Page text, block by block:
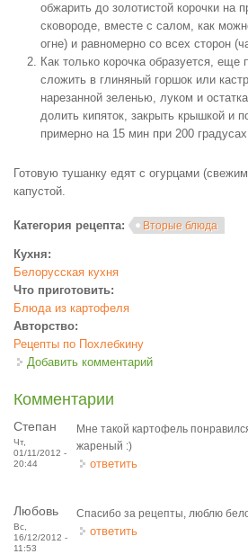
обжарить до золотистой корочки на
сковороде, вместе с салом, как
огне) и равномерно со всех сторон
Как только корочка образуется,
сложить в глиняный горшок или
нарезанной зеленью, луком и
долить кипяток, закрыть крышкой и
примерно на 15 мин при 200
Готовую тушанку едят с огурцами
капустой.
Категория рецепта: Вторые блюда
Кухня:
Белорусская кухня
Что приготовить:
Блюда из картофеля
Авторство:
Рецепты по Похлебкину
Добавить комментарий
Комментарии
Степан
Чт,
01/11/2012 -
20:44
Мне такой картофель
жареный :)
ответить
Любовь
Вс,
16/12/2012 -
11:53
Спасибо за рецепты, люблю
ответить